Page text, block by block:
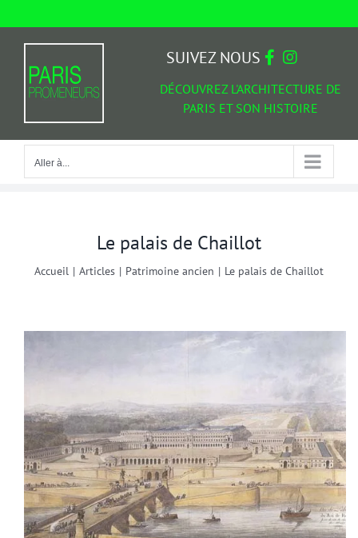
Aller à...
DÉCOUVREZ L'ARCHITECTURE DE
PARIS ET SON HISTOIRE
SUIVEZ NOUS
Aller à...
Le palais de Chaillot
Accueil | Articles | Patrimoine ancien | Le palais de Chaillot